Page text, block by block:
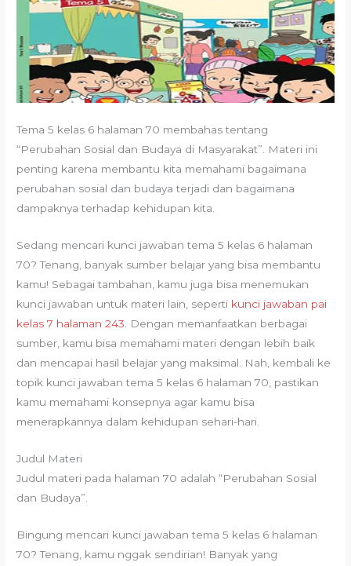
Tema 5 kelas 6 halaman 70 membahas tentang
“Perubahan Sosial dan Budaya di Masyarakat”. Materi ini
penting karena membantu kita memahami bagaimana
perubahan sosial dan budaya terjadi dan bagaimana
dampaknya terhadap kehidupan kita.
Sedang mencari kunci jawaban tema 5 kelas 6 halaman
70? Tenang, banyak sumber belajar yang bisa membantu
kamu! Sebagai tambahan, kamu juga bisa menemukan
kunci jawaban untuk materi lain, seperti kunci jawaban pai
kelas 7 halaman 243 . Dengan memanfaatkan berbagai
sumber, kamu bisa memahami materi dengan lebih baik
dan mencapai hasil belajar yang maksimal. Nah, kembali ke
topik kunci jawaban tema 5 kelas 6 halaman 70, pastikan
kamu memahami konsepnya agar kamu bisa
menerapkannya dalam kehidupan sehari-hari.
Judul Materi
Judul materi pada halaman 70 adalah “Perubahan Sosial
dan Budaya”.
Bingung mencari kunci jawaban tema 5 kelas 6 halaman
70? Tenang, kamu nggak sendirian! Banyak yang